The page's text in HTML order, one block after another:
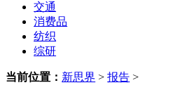
交通
消费品
纺织
综研
当前位置： 新思界 > 报告 >